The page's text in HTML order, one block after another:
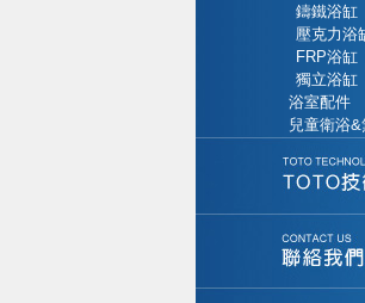
鑄鐵浴缸
壓克力浴
FRP浴缸
獨立浴缸
浴室配件
兒童衛浴&